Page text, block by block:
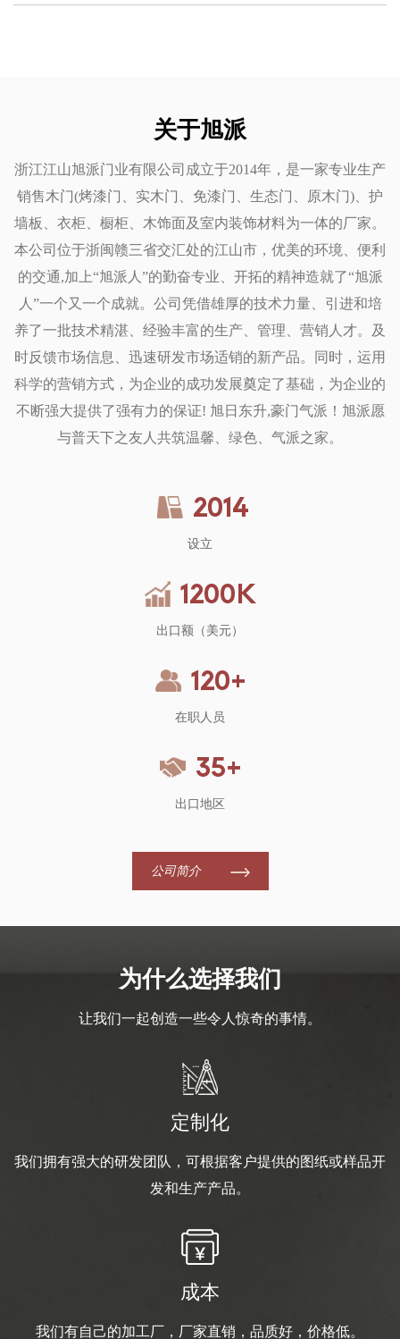
关于旭派
浙江江山旭派门业有限公司成立于2014年，是一家专业生产
销售木门(烤漆门、实木门、免漆门、生态门、原木门)、护
墙板、衣柜、橱柜、木饰面及室内装饰材料为一体的厂家。
本公司位于浙闽赣三省交汇处的江山市，优美的环境、便利
的交通,加上“旭派人”的勤奋专业、开拓的精神造就了“旭派
人”一个又一个成就。公司凭借雄厚的技术力量、引进和培
养了一批技术精湛、经验丰富的生产、管理、营销人才。及
时反馈市场信息、迅速研发市场适销的新产品。同时，运用
科学的营销方式，为企业的成功发展奠定了基础，为企业的
不断强大提供了强有力的保证! 旭日东升,豪门气派！旭派愿
与普天下之友人共筑温馨、绿色、气派之家。
2014
设立
1200 K
出口额（美元）
120+
在职人员
35+
出口地区
公司简介
为什么选择我们
让我们一起创造一些令人惊奇的事情。
定制化
我们拥有强大的研发团队，可根据客户提供的图纸或样品开
发和生产产品。
成本
我们有自己的加工厂，厂家直销，品质好，价格低。